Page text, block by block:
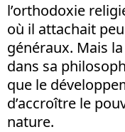
l’orthodoxie
où il attachait
généraux. Mais
dans sa
que le
d’accroître le
nature.